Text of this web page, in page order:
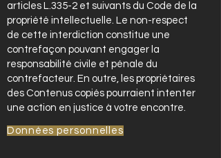
articles L.335-2 et suivants du Code de la
propriété intellectuelle. Le non-respect
de cette interdiction constitue une
contrefaçon pouvant engager la
responsabilité civile et pénale du
contrefacteur. En outre, les propriétaires
des Contenus copiés pourraient intenter
une action en justice à votre encontre.
Données personnelles